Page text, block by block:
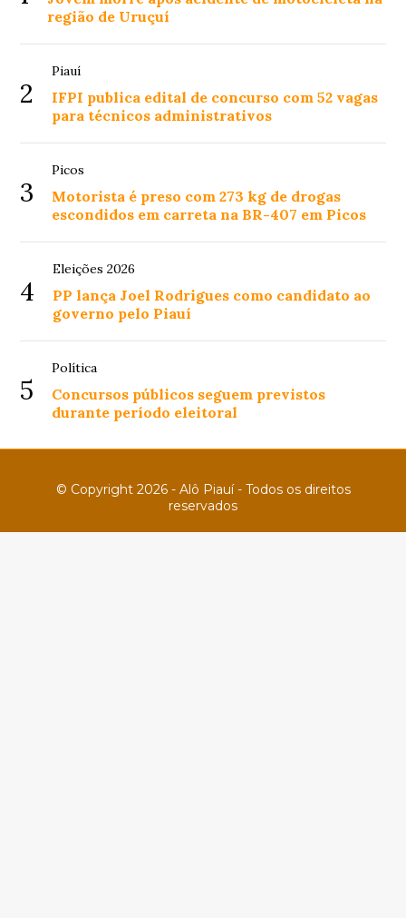
região de Uruçuí
2
Piauí
IFPI publica edital de concurso com 52 vagas
para técnicos administrativos
3
Picos
Motorista é preso com 273 kg de drogas
escondidos em carreta na BR-407 em Picos
4
Eleições 2026
PP lança Joel Rodrigues como candidato ao
governo pelo Piauí
5
Política
Concursos públicos seguem previstos
durante período eleitoral
© Copyright 2026 - Alô Piauí - Todos os direitos
reservados